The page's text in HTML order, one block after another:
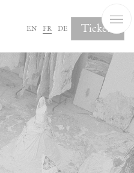
en fr de Tickets